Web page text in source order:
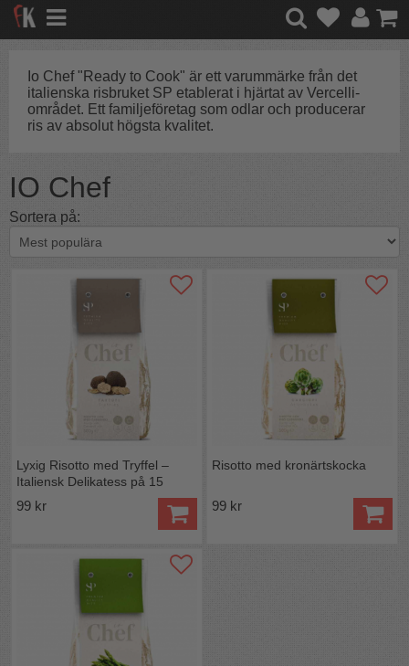
Io Chef "Ready to Cook" är ett varummärke från det
italienska risbruket SP etablerat i hjärtat av Vercelli-
området. Ett familjeföretag som odlar och producerar
ris av absolut högsta kvalitet.
IO Chef
Sortera på:
Lyxig Risotto med Tryffel –
Italiensk Delikatess på 15
Minuter
99 kr
Risotto med kronärtskocka
99 kr